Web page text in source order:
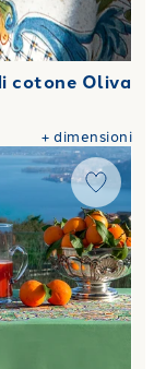
cotone Oliva
+dimensioni
di cotone Oliva